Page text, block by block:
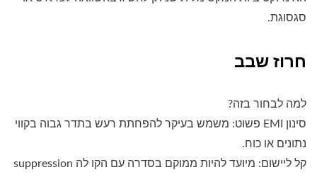
סגסוגת.
חרוז שבב
למה לבחור בזה?
סינון EMI פשוט: משמש בעיקר להפחתת רעש בתדר גבוה בקווי
נתונים או כוח.
קל ליישום: מיועד להיות ממוקם בסדרה עם הקו לה suppression